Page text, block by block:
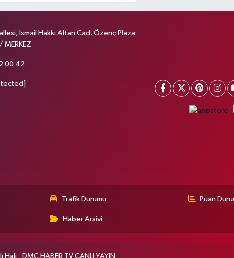
İsmail Hakkı Altan Cad. Özenç Plaza
MERKEZ
00 42
Trafik Durumu Puan
Haber Arşivi
Hali DMC HABER TV CANLI YAYIN